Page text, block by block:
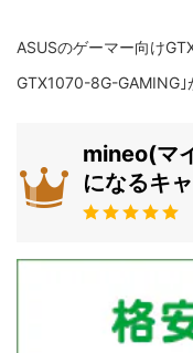
ASUSのゲーマー向け
GTX1070-8G-GAMING｣
mineo(マ
になるキ